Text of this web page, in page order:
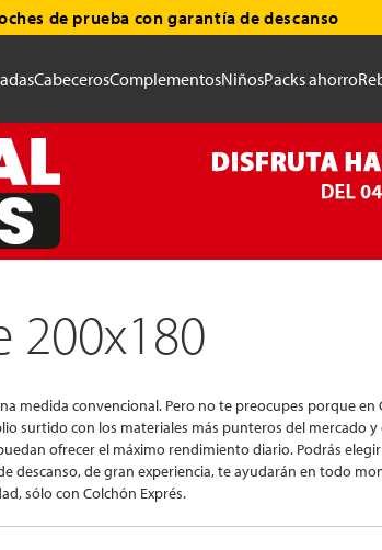
de prueba con garantía de descanso
CabecerosComplementosNiñosPacks ahorro
medida convencional. Pero no te preocupes porque
surtido con los materiales más punteros del mercado
ofrecer el máximo rendimiento diario. Podrás
descanso, de gran experiencia, te ayudarán en todo
sólo con Colchón Exprés.